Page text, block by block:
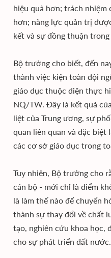
hiệu quả hơn; trách nhiệm
hơn; năng lực quản trị
kết và sự đồng thuận
Bộ trưởng cho biết, đến
thành việc kiện toàn đội
giáo dục thuộc diện thực
NQ/TW. Đây là kết quả
liệt của Trung ương, sự
quan liên quan và đặc biệt
các cơ sở giáo dục trong
Tuy nhiên, Bộ trưởng cho
cán bộ - mới chỉ là điểm
là làm thế nào để chuyển
thành sự thay đổi về chất
tạo, nghiên cứu khoa học,
cho sự phát triển đất nước.